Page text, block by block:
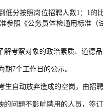
低分按照岗位招聘人数1：1
参照《公务员体检通用标准
考察对象的政治素质、道德
7个工作日的公示。
生自动放弃造成的空岗，由招
的问题不影响聘用的人员，签